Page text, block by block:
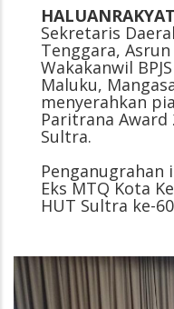
HALUANRAKYAT
Sekretaris
Tenggara,
Wakakanwil
Maluku,
menyerahkan
Paritrana
Sultra.
Penganugrahan
Eks MTQ Kota
HUT Sultra ke-